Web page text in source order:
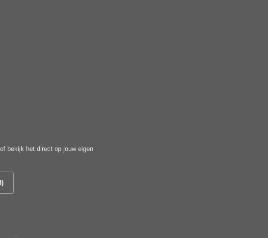
bekijk het direct op jouw eigen